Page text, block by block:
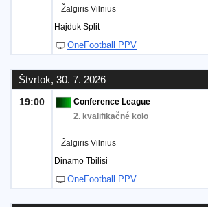
Žalgiris Vilnius
Hajduk Split
OneFootball PPV
Štvrtok, 30. 7. 2026
19:00
Conference League
2. kvalifikačné kolo
Žalgiris Vilnius
Dinamo Tbilisi
OneFootball PPV